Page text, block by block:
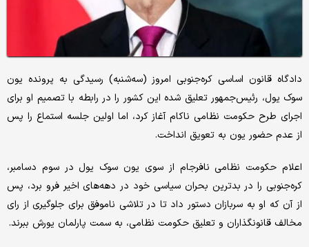
دادگاه قانون اساسی کره‌جنوبی امروز (سه‌شنبه) رسیدگی به پرونده یون
سوک یول، رئیس‌جمهور تعلیق شده این کشور را در رابطه با تصمیم او برای
اجرای ‌طرح حکومت نظامی ناکام آغاز کرد، اما اولین جلسه استماع را پس
از عدم حضور یون به تعویق انداخت.
اعلام حکومت نظامی نافرجام از سوی یون سوک یول در سوم دسامبر،
کره‌جنوبی را در بدترین بحران سیاسی خود در دهه‌های اخیر فرو برد، پس
از آن که او به سربازان دستور داد تا در تلاشی ناموفق برای جلوگیری از رای
مخالف قانونگذاران و تعلیق حکومت نظامی، به سمت پارلمان یورش ببرند.